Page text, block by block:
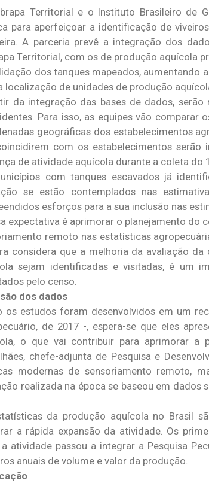
Territorial e o Instituto Brasileiro de
para aperfeiçoar a identificação de
A parceria prevê a integração dos
Territorial, com os de produção aquícola
dos tanques mapeados, aumentando
localização de unidades de produção
da integração das bases de dados,
Para isso, as equipes vão comparar
geográficas dos estabelecimentos
com os estabelecimentos
de atividade aquícola durante a coleta do
com tanques escavados já
se estão contemplados nas
esforços para a sua inclusão nas
expectativa é aprimorar o planejamento do
remoto nas estatísticas
considera que a melhoria da avaliação
sejam identificadas e visitadas, é um
pelo censo.
dos dados
os estudos foram desenvolvidos em um
de 2017 -, espera-se que eles
o que vai contribuir para aprimorar a
chefe-adjunta de Pesquisa e
modernas de sensoriamento remoto,
realizada na época se baseou em dados
da produção aquícola no Brasil
a rápida expansão da atividade. Os
a atividade passou a integrar a Pesquisa
anuais de volume e valor da produção.